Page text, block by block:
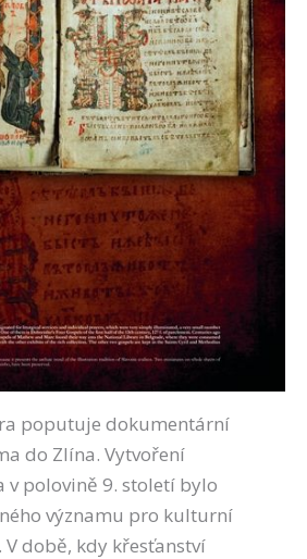
poputuje dokumentární
do Zlína. Vytvoření
v polovině 9. století bylo
významu pro kulturní
době, kdy křesťanství